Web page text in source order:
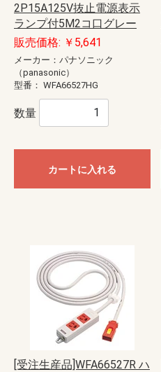
2P15A125V抜止電源表示
ランプ付5M2コ口グレー
販売価格: ￥5,641
メーカー：パナソニック
（panasonic）
型番： WFA66527HG
数量
カートに入れる
[受注生産品]WFA66527R ハ